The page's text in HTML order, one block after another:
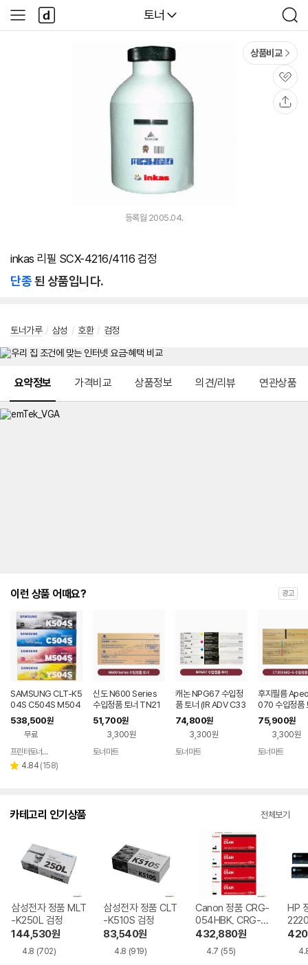
다나와
토너
검
색
사
이
다
나
와
상품비교
관
심
등록월 2005.04.
inkas 리필 SCX-4216/4116 검정
단종된 상품입니다.
토너가루 / 삼성 / 호환 / 검정
요약정보 가격비교 상품정보 의견/리뷰 연관상품
이런 상품 어때요? 광고
SAMSUNG CLT-K5
04S C504S M504
S Y504S 순정품토너
4색세트
538,500원
무료
페이
프린터토너마트
별 4.84 리
(158)
신도 N600 Series
수입정품 토너 TN21
7,TN414 (BIZ 028,
283)
51,700원
3,300원
토너마트
캐논 NPG67 수입정
품 토너 (IR ADV C33
20~3730, DX C38
22,3830,3826,383
74,800원
3,300원
토너마트
후지필름
070 수입정품
T203582-5
75,900원
3,300원
토너마트
카테고리 인기상품 전체보기
삼성전자 정품 MLT
-K250L 검정
144,530원
4.8 (702)
삼성전자 정품 CLT
-K510S 검정
83,540원
4.8 (919)
Canon 정품 CRG-
054HBK, CRG-0
54HC, CRG-054
HM, CRG-054HY
4색 세트
432,880원
4.7 (55)
HP
A)